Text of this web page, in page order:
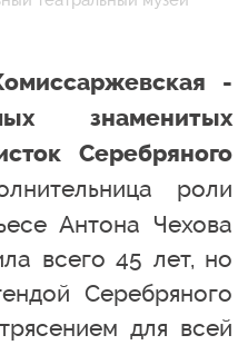
-
знаменитых
Серебряного
роли
Антона Чехова
всего 45 лет, но
Серебряного
для всей